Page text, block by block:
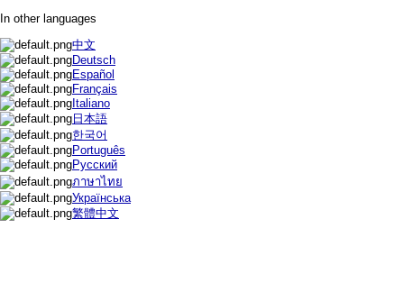
In other languages
中文
Deutsch
Español
Français
Italiano
日本語
한국어
Português
Русский
ภาษาไทย
Українська
繁體中文